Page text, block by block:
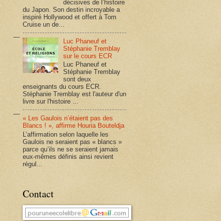
décisives de l’histoire
du Japon. Son destin incroyable a
inspiré Hollywood et offert à Tom
Cruise un de...
Luc Phaneuf et
Stéphanie Tremblay
sur le cours ECR
Luc Phaneuf et
Stéphanie Tremblay
sont deux
enseignants du cours ECR.
Stéphanie Tremblay est l'auteur d'un
livre sur l'histoire ...
« Les Gaulois n’étaient pas des
Blancs ! », affirme Houria Bouteldja
L’affirmation selon laquelle les
Gaulois ne seraient pas « blancs »
parce qu’ils ne se seraient jamais
eux-mêmes définis ainsi revient
régul...
Contact